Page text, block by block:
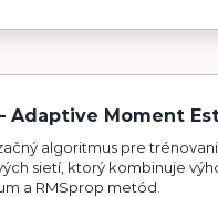
Adaptive Moment
algoritmus pre
sietí, ktorý kombinuje
a RMSprop metód.